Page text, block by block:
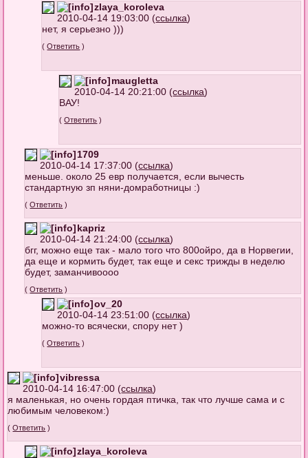
zlaya_koroleva
2010-04-14 19:03:00 (ссылка)
нет, я серьезно )))
(Ответить )
maugletta
2010-04-14 20:21:00 (ссылка)
ВАУ!
(Ответить )
1709
2010-04-14 17:37:00 (ссылка)
меньше. около 25 евр получается, если вычесть
стандартную зп няни-домработницы :)
(Ответить )
kapriz
2010-04-14 21:24:00 (ссылка)
бгг, можно еще так - мало того что 800ойро, да в Норвегии,
да еще и кормить будет, так еще и секс трижды в неделю
будет, заманчивоооо
(Ответить )
ov_20
2010-04-14 23:51:00 (ссылка)
можно-то всячески, спору нет )
(Ответить )
vibressa
2010-04-14 16:47:00 (ссылка)
я маленькая, но очень гордая птичка, так что лучше сама и с
любимым человеком:)
(Ответить )
zlaya_koroleva